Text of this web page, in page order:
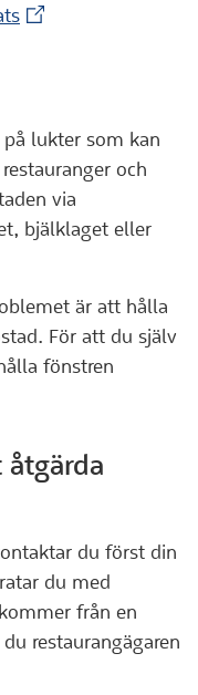
(Extern webbplats)
lukter som kan
och
via
bjälklaget eller
är att hålla
För att du själv
fönstren
åtgärda
du först din
du med
från en
restaurangägaren